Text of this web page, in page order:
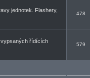
jednotek. Flashery,
478
vypsaných řídících
579